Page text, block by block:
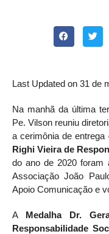
Last Updated on 31 de
Na manhã da última
Pe. Vilson reuniu
a cerimônia de entrega
Righi Vieira de
do ano de 2020 foram
Associação João
Apoio Comunicação e
A Medalha Dr.
Responsabilidade